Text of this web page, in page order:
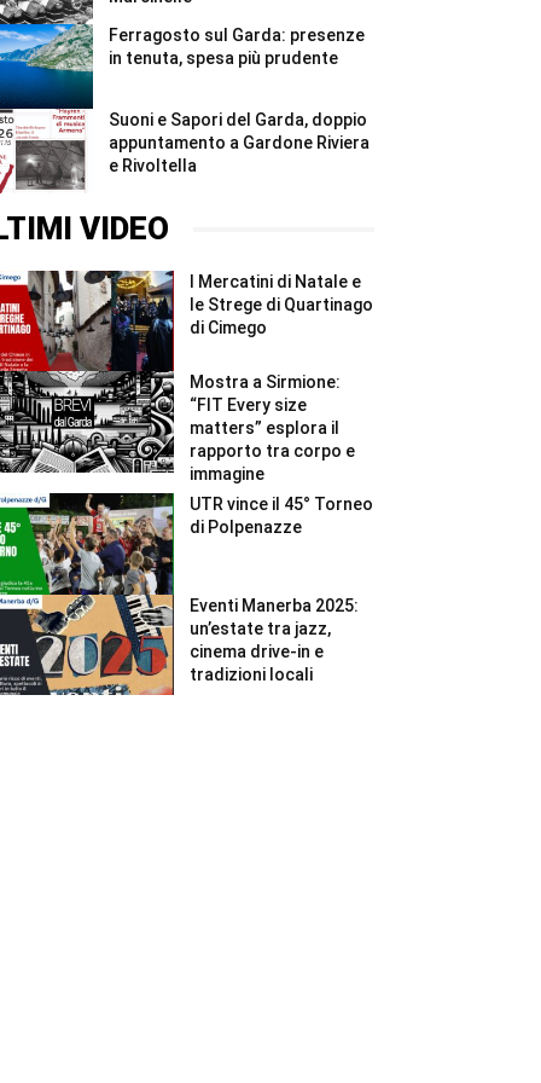
Ferragosto sul Garda: presenze
in tenuta, spesa più prudente
Suoni e Sapori del Garda, doppio
appuntamento a Gardone Riviera
e Rivoltella
VIDEO
I Mercatini di Natale e
le Strege di Quartinago
di Cimego
Mostra a Sirmione:
“FIT Every size
matters” esplora il
rapporto tra corpo e
immagine
UTR vince il 45° Torneo
di Polpenazze
Eventi Manerba 2025:
un’estate tra jazz,
cinema drive-in e
tradizioni locali